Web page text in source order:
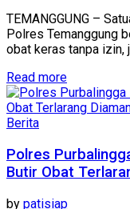
TEMANGGUNG –
Polres Temanggung
obat keras tanpa izin,
Read moreDetails
Berita
Polres
Butir Obat
by patisiap